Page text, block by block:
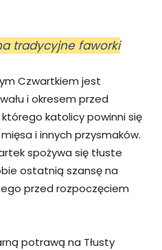
tradycyjne faworki
Czwartkiem jest
i okresem przed
katolicy powinni się
i innych przysmaków.
spożywa się tłuste
ostatnią szansę na
przed rozpoczęciem
potrawą na Tłusty